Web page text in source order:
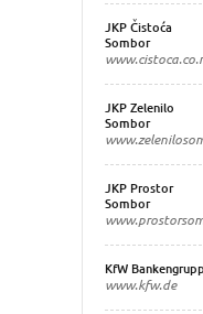
JKP Čistoća
Sombor
JKP Zelenilo
Sombor
JKP Prostor
Sombor
KfW
www.kfw.de